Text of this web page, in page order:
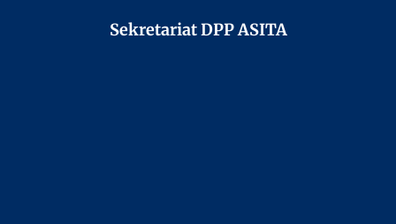
Sekretariat DPP ASITA